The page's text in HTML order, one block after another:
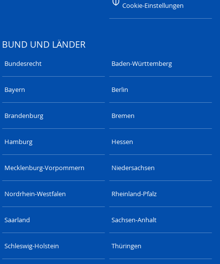
Cookie-Einstellungen
BUND UND LÄNDER
Bundesrecht Baden-Württemberg
Bayern Berlin
Brandenburg Bremen
Hamburg Hessen
Mecklenburg-Vorpommern Niedersachsen
Nordrhein-Westfalen Rheinland-Pfalz
Saarland Sachsen-Anhalt
Schleswig-Holstein Thüringen